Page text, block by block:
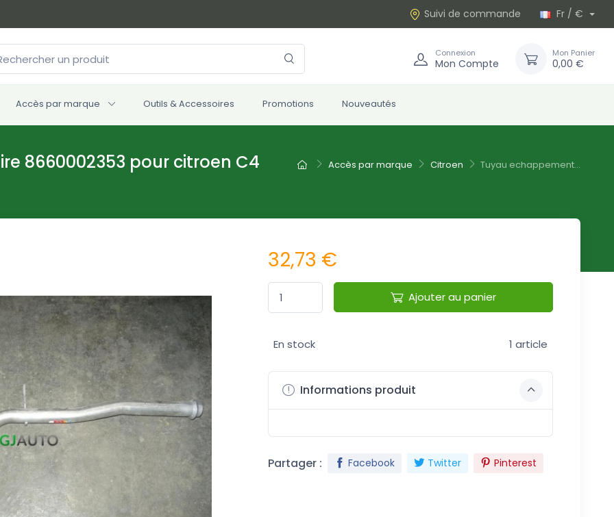
Suivi de commande Fr / €
Connexion
Mon Compte
Mon Panier
0,00 €
Accès par marque Outils & Accessoires Promotions Nouveautés
Accès par marque Citroen Tuyau echappement...
8660002353 pour citroen C4
32,73 €
Ajouter au panier
En stock 1 article
Informations produit
Partager : Facebook Twitter Pinterest